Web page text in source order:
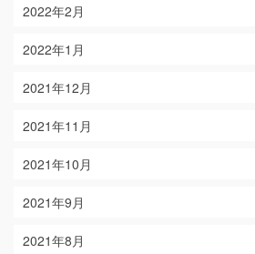
2022年2月
2022年1月
2021年12月
2021年11月
2021年10月
2021年9月
2021年8月